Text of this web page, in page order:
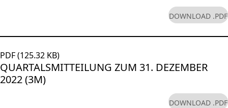
DOWNLOAD .PDF
PDF (125.32 KB)
QUARTALSMITTEILUNG ZUM 31. DEZEMBER
2022 (3M)
DOWNLOAD .PDF